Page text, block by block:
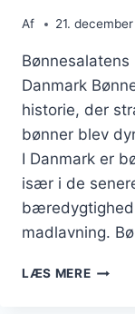
Af 21.
Danmark
historie, der
bønner blev
I Danmark er
især i de
madlavning.
LÆS MERE